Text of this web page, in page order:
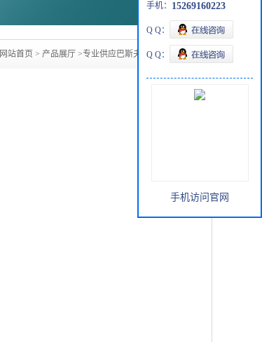
网站首页 > 产品展厅 >专业供应巴斯夫四氢呋喃
手机： 15269160223
Q Q：
Q Q：
手机访问官网